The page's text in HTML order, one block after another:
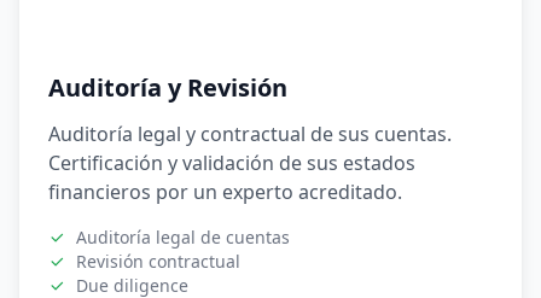
Auditoría y Revisión
Auditoría legal y contractual de sus cuentas.
Certificación y validación de sus estados
financieros por un experto acreditado.
Auditoría legal de cuentas
Revisión contractual
Due diligence